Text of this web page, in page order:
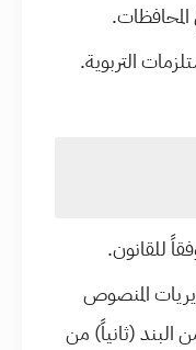
المحافظات.
التربوية.
للقانون.
المنصوص
البند (ثانياً) من